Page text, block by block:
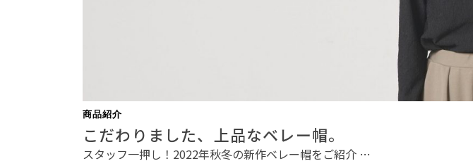
商品紹介
こだわりました、上品なベレー帽。
スタッフ一押し！2022年秋冬の新作ベレー帽をご紹介 …